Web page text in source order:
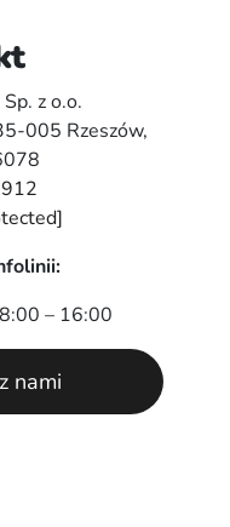
z o.o.
005 Rzeszów,
– 16:00
nami